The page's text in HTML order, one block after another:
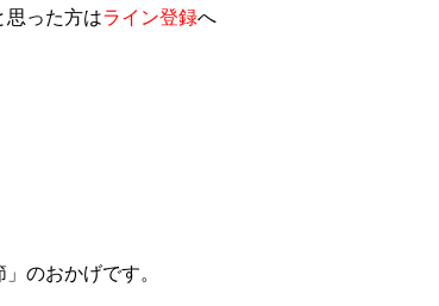
思った方はライン登録へ
のおかげです。